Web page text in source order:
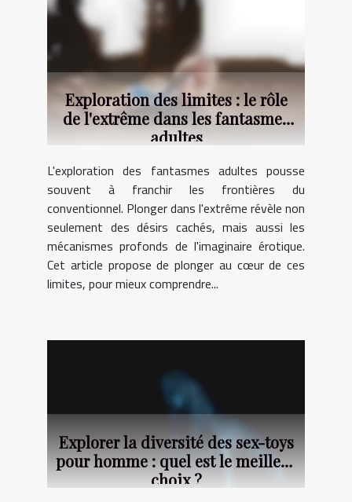
Exploration des limites : le rôle
de l'extrême dans les fantasmes
adultes
L'exploration des fantasmes adultes pousse
souvent à franchir les frontières du
conventionnel. Plonger dans l'extrême révèle non
seulement des désirs cachés, mais aussi les
mécanismes profonds de l'imaginaire érotique.
Cet article propose de plonger au cœur de ces
limites, pour mieux comprendre...
Explorer la diversité des sex-toys
pour homme : quel est le meilleur
choix ?